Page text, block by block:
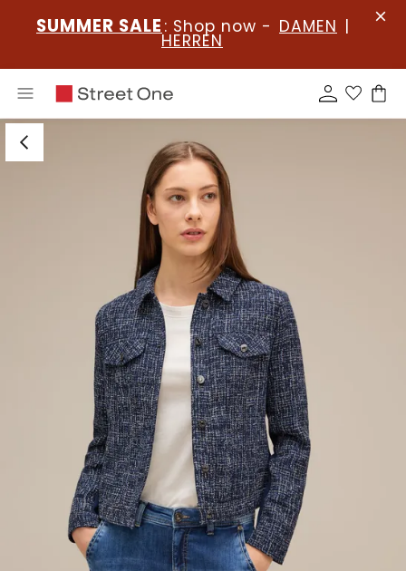
SUMMER SALE : Shop now - DAMEN |
HERREN